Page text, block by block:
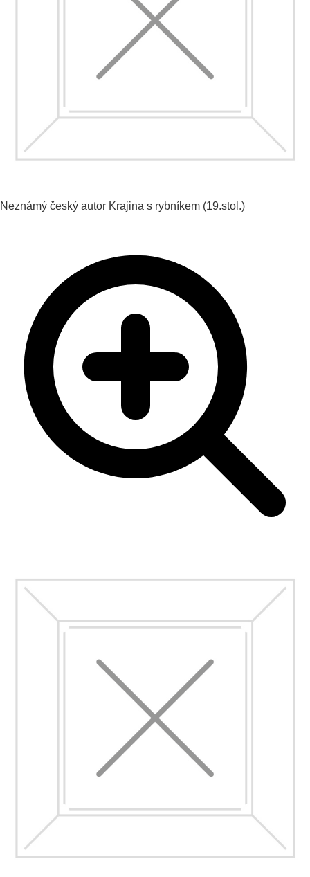
Neznámý český autor Krajina s rybníkem (19.stol.)